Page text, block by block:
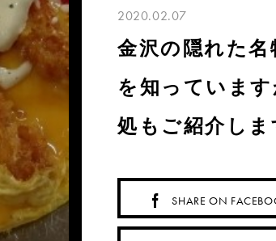
2020.02.07
金沢の隠れた名
を知っていま
処もご紹介しま
SHARE ON